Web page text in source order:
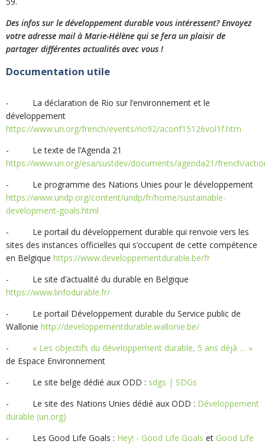
Des infos sur le développement durable vous intéressent? Envoyez
votre adresse mail à Marie-Hélène qui se fera un plaisir de
partager différentes actualités avec vous !
Documentation utile
- La déclaration de Rio sur l’environnement et le
développement
https://www.un.org/french/events/rio92/aconf15126vol1f.htm
- Le texte de l’Agenda 21
https://www.un.org/esa/sustdev/documents/agenda21/french/
- Le programme des Nations Unies pour le développement
https://www.undp.org/content/undp/fr/home/sustainable-
development-goals.html
- Le portail du développement durable qui renvoie vers les
sites des instances officielles qui s’occupent de cette compétence
en Belgique https://www.developpementdurable.be/fr
- Le site d’actualité du durable en Belgique
https://www.linfodurable.fr/
- Le portail Développement durable du Service public de
Wallonie http://developpementdurable.wallonie.be/
- « Les objectifs du développement durable, 5 ans déjà … »
de Espace Environnement
- Le site belge dédié aux ODD : sdgs | SDGs
- Le site des Nations Unies dédié aux ODD : Développement
durable (un.org)
- Les Good Life Goals : Hey! - Good Life Goals et Good Life